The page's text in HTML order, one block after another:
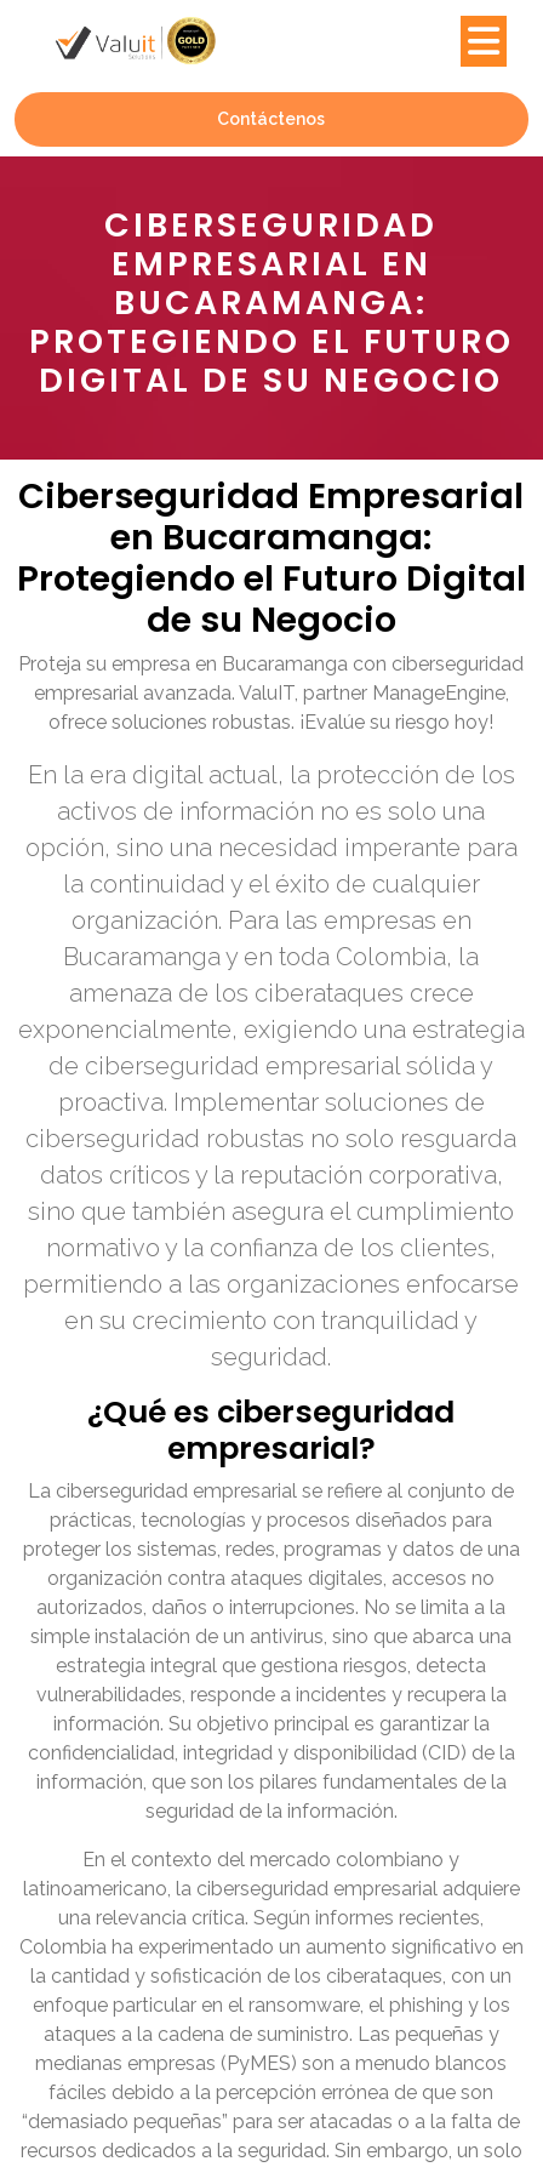
Contáctenos
CIBERSEGURIDAD
EMPRESARIAL EN
BUCARAMANGA:
PROTEGIENDO EL FUTURO
DIGITAL DE SU NEGOCIO
Ciberseguridad Empresarial
en Bucaramanga:
Protegiendo el Futuro Digital
de su Negocio
Proteja su empresa en Bucaramanga con ciberseguridad
empresarial avanzada. ValuIT, partner ManageEngine,
ofrece soluciones robustas. ¡Evalúe su riesgo hoy!
En la era digital actual, la protección de los
activos de información no es solo una
opción, sino una necesidad imperante para
la continuidad y el éxito de cualquier
organización. Para las empresas en
Bucaramanga y en toda Colombia, la
amenaza de los ciberataques crece
exponencialmente, exigiendo una estrategia
de ciberseguridad empresarial sólida y
proactiva. Implementar soluciones de
ciberseguridad robustas no solo resguarda
datos críticos y la reputación corporativa,
sino que también asegura el cumplimiento
normativo y la confianza de los clientes,
permitiendo a las organizaciones enfocarse
en su crecimiento con tranquilidad y
seguridad.
¿Qué es ciberseguridad
empresarial?
La ciberseguridad empresarial se refiere al conjunto de
prácticas, tecnologías y procesos diseñados para
proteger los sistemas, redes, programas y datos de una
organización contra ataques digitales, accesos no
autorizados, daños o interrupciones. No se limita a la
simple instalación de un antivirus, sino que abarca una
estrategia integral que gestiona riesgos, detecta
vulnerabilidades, responde a incidentes y recupera la
información. Su objetivo principal es garantizar la
confidencialidad, integridad y disponibilidad (CID) de la
información, que son los pilares fundamentales de la
seguridad de la información.
En el contexto del mercado colombiano y
latinoamericano, la ciberseguridad empresarial adquiere
una relevancia crítica. Según informes recientes,
Colombia ha experimentado un aumento significativo en
la cantidad y sofisticación de los ciberataques, con un
enfoque particular en el ransomware, el phishing y los
ataques a la cadena de suministro. Las pequeñas y
medianas empresas (PyMES) son a menudo blancos
fáciles debido a la percepción errónea de que son
“demasiado pequeñas” para ser atacadas o a la falta de
recursos dedicados a la seguridad. Sin embargo, un solo